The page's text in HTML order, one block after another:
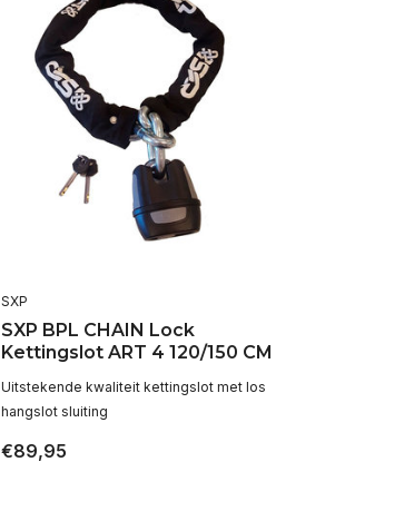
SXP
SXP BPL CHAIN Lock
Kettingslot ART 4 120/150 CM
Uitstekende kwaliteit kettingslot met los
hangslot sluiting
€89,95